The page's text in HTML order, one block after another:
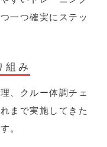
一つ確実にステッ
組み
、クルー体調チェ
まで実施してきた
。